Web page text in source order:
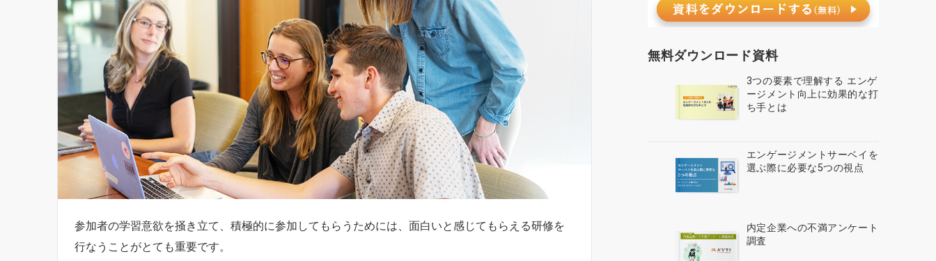
参加者の学習意欲を掻き立て、積極的に参加してもらうためには、面白いと感じてもらえる研修を
行なうことがとても重要です。
無料ダウンロード資料
3つの要素で理解する エンゲ
ージメント向上に効果的な打
ち手とは
エンゲージメントサーベイを
選ぶ際に必要な5つの視点
内定企業への不満アンケート
調査